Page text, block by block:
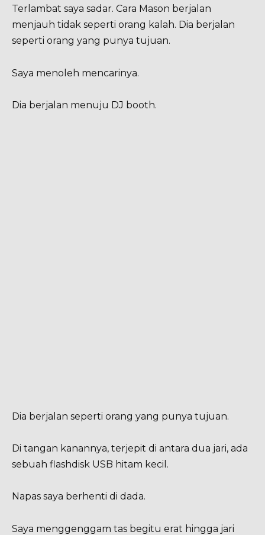
Terlambat saya sadar. Cara Mason berjalan
menjauh tidak seperti orang kalah. Dia berjalan
seperti orang yang punya tujuan.
Saya menoleh mencarinya.
Dia berjalan menuju DJ booth.
Dia berjalan seperti orang yang punya tujuan.
Di tangan kanannya, terjepit di antara dua jari, ada
sebuah flashdisk USB hitam kecil.
Napas saya berhenti di dada.
Saya menggenggam tas begitu erat hingga jari